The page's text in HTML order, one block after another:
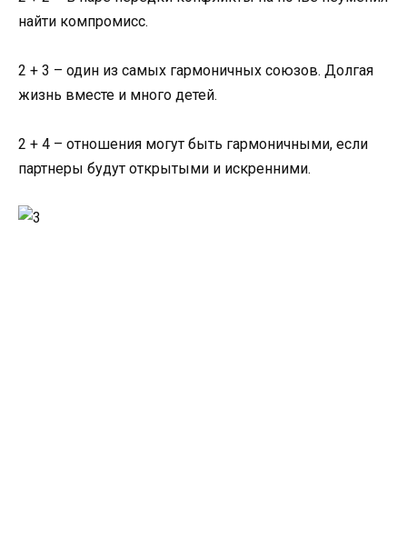
найти компромисс.
2 + 3 – один из самых гармоничных союзов. Долгая
жизнь вместе и много детей.
2 + 4 – отношения могут быть гармоничными, если
партнеры будут открытыми и искренними.